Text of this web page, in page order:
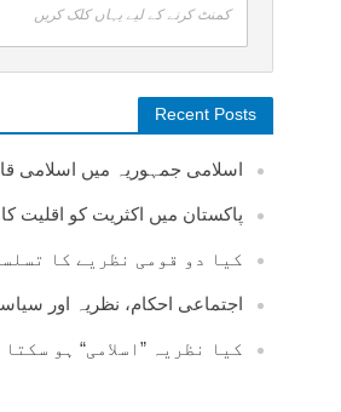
کمنٹ کرنے کے لیے یہاں کلک کریں
Recent Posts
اسلامی جمہوریہ میں اسلامی
پاکستان میں اکثریت کو اقلیت
کیا دو قومی نظریے کا
اجتماعی احکام، نظریہ اور
کیا نظریہ ”اسلامی“ ہو سکتا